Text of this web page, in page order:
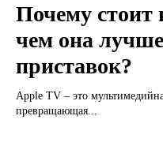
Почему
чем она
приставок?
Apple TV – это
превращающая...